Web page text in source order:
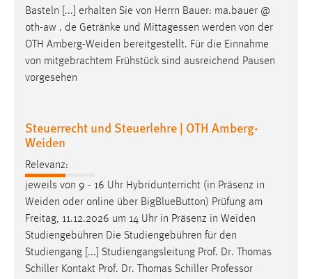
Basteln [...] erhalten Sie von Herrn Bauer: ma.bauer @
oth-aw . de Getränke und Mittagessen werden von der
OTH Amberg-Weiden bereitgestellt. Für die Einnahme
von mitgebrachtem Frühstück sind ausreichend Pausen
vorgesehen
Steuerrecht und Steuerlehre | OTH Amberg-
Weiden
Relevanz:
jeweils von 9 - 16 Uhr Hybridunterricht (in Präsenz in
Weiden oder online über BigBlueButton) Prüfung am
Freitag, 11.12.2026 um 14 Uhr in Präsenz in Weiden
Studiengebühren Die Studiengebühren für den
Studiengang [...] Studiengangsleitung Prof. Dr. Thomas
Schiller Kontakt Prof. Dr. Thomas Schiller Professor